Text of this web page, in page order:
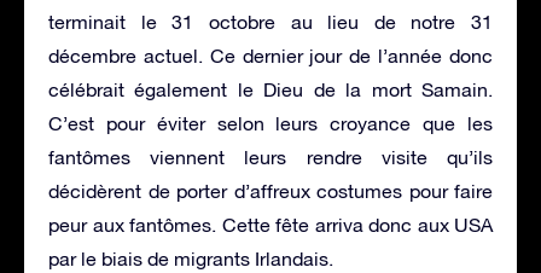
terminait le 31 octobre au lieu de notre 31
décembre actuel. Ce dernier jour de l’année donc
célébrait également le Dieu de la mort Samain.
C’est pour éviter selon leurs croyance que les
fantômes viennent leurs rendre visite qu’ils
décidèrent de porter d’affreux costumes pour faire
peur aux fantômes. Cette fête arriva donc aux USA
par le biais de migrants Irlandais.